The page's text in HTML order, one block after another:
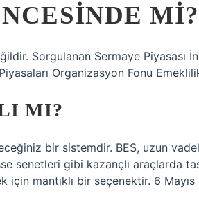
MI?
Sorgulanan Sermaye Piyasası
Organizasyon Fonu
MI?
bir sistemdir. BES, uzun
senetleri gibi kazançlı araçlarda
mantıklı bir seçenektir. 6